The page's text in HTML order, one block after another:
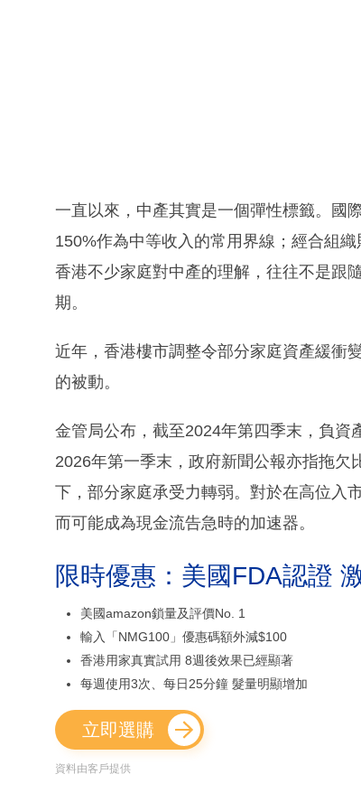
一直以來，中產其實是一個彈性標籤。國
150%作為中等收入的常用界線；經合組
香港不少家庭對中產的理解，往往不是跟
期。
近年，香港樓市調整令部分家庭資產緩衝
的被動。
金管局公布，截至2024年第四季末，負資
2026年第一季末，政府新聞公報亦指拖欠
下，部分家庭承受力轉弱。對於在高位入
而可能成為現金流告急時的加速器。
限時優惠：美國FDA認證
美國amazon鎖量及評價No. 1
輸入「NMG100」優惠碼額外減$100
香港用家真實試用 8週後效果已經顯著
每週使用3次、每日25分鐘 髮量明顯增加
立即選購
資料由客戶提供